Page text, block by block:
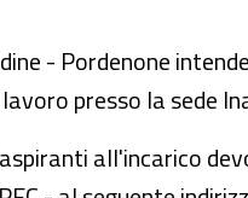
- Pordenone
presso la sede
all'incarico